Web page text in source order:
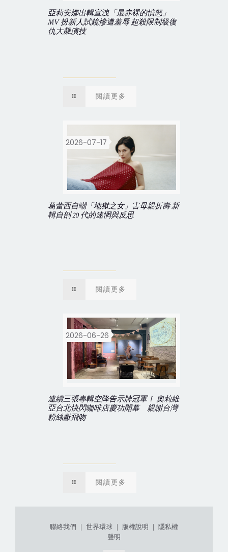
亞莉安娜出輯宣洩「最赤裸的憤怒」
MV 扮新人試鏡慘遭羞辱 超殺限制級復
仇大飆演技
閱讀更多
2026-07-17
葛蕾西自嘲「地獄之女」害母親折壽 新
輯自剖 20 代的迷惘與反思
閱讀更多
2026-06-26
連續三張專輯空降告示牌冠軍！ 奧莉維
亞台北快閃咖啡店慶功開幕 親謝台灣
粉絲獻飛吻
閱讀更多
聯絡我們 ｜ 世界環球 ｜ 版權說明 ｜ 隱私權
聲明